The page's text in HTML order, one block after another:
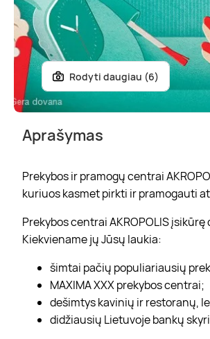
Rodyti daugiau (6)
Aprašymas
Prekybos ir pramogų centrai
kuriuos kasmet pirkti ir pramogauti
Prekybos centrai AKROPOLIS
Kiekviename jų Jūsų laukia:
šimtai pačių populiariausių
MAXIMA XXX prekybos centrai;
dešimtys kavinių ir restoranų,
didžiausių Lietuvoje bankų